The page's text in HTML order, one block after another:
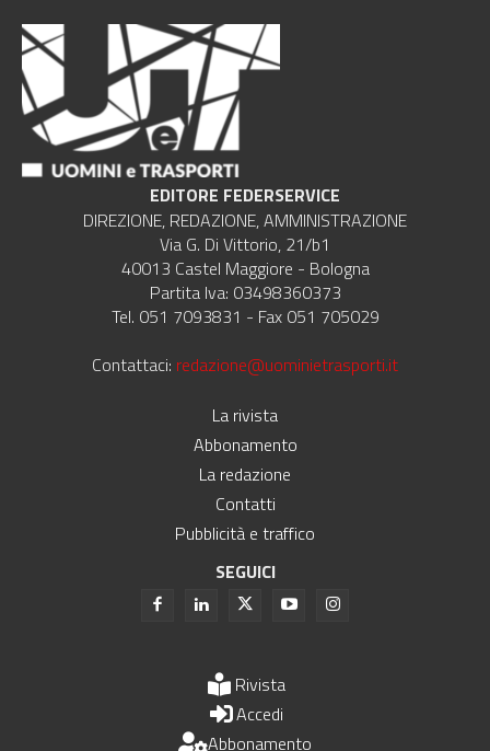
EDITORE FEDERSERVICE
DIREZIONE, REDAZIONE, AMMINISTRAZIONE
Via G. Di Vittorio, 21/b1
40013 Castel Maggiore - Bologna
Partita Iva: 03498360373
Tel. 051 7093831 - Fax 051 705029
Contattaci: redazione@uominietrasporti.it
La rivista
Abbonamento
La redazione
Contatti
Pubblicità e traffico
SEGUICI
Rivista
Accedi
Abbonamento